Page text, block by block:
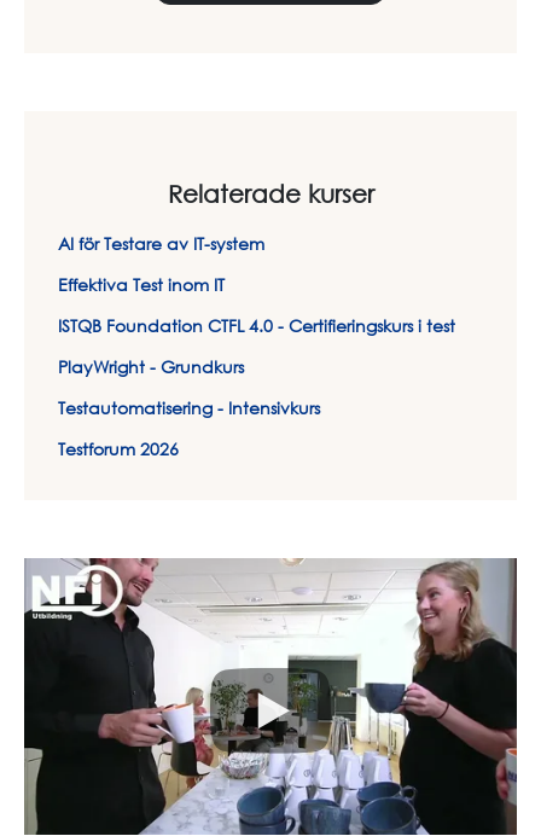
Relaterade kurser
AI för Testare av IT-system
Effektiva Test inom IT
ISTQB Foundation CTFL 4.0 - Certifieringskurs i test
PlayWright - Grundkurs
Testautomatisering - Intensivkurs
Testforum 2026